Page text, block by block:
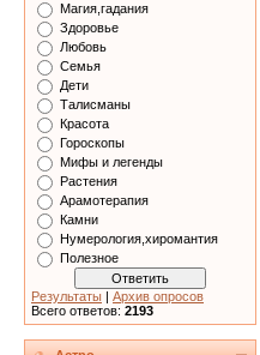
Магия,гадания
Здоровье
Любовь
Семья
Дети
Талисманы
Красота
Гороскопы
Мифы и легенды
Растения
Арамотерапия
Камни
Нумерология,хиромантия
Полезное
Результаты | Архив опросов
Всего ответов: 2193